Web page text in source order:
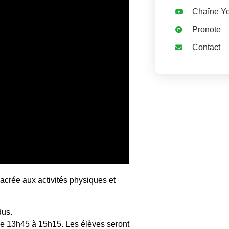
aux activités physiques et
13h45 à 15h15. Les élèves seront
Chaîne
Pronote
Contact